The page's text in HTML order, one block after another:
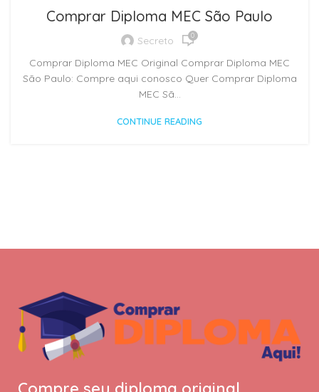
Comprar Diploma MEC São Paulo
Secreto 0
Comprar Diploma MEC Original Comprar Diploma MEC
São Paulo: Compre aqui conosco Quer Comprar Diploma
MEC Sã...
CONTINUE READING